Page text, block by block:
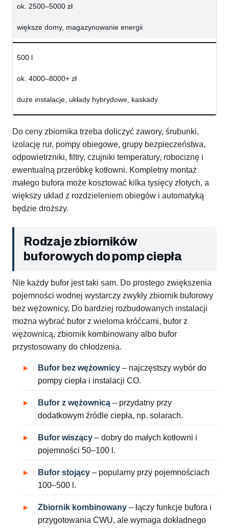
ok. 2500–5000 zł
większe domy, magazynowanie energii
500 l
ok. 4000–8000+ zł
duże instalacje, układy hybrydowe, kaskady
Do ceny zbiornika trzeba doliczyć zawory, śrubunki,
izolację rur, pompy obiegowe, grupy bezpieczeństwa,
odpowietrzniki, filtry, czujniki temperatury, robociznę i
ewentualną przeróbkę kotłowni. Kompletny montaż
małego bufora może kosztować kilka tysięcy złotych, a
większy układ z rozdzieleniem obiegów i automatyką
będzie droższy.
Rodzaje zbiorników
buforowych do pomp ciepła
Nie każdy bufor jest taki sam. Do prostego zwiększenia
pojemności wodnej wystarczy zwykły zbiornik buforowy
bez wężownicy. Do bardziej rozbudowanych instalacji
można wybrać bufor z wieloma króćcami, bufor z
wężownicą, zbiornik kombinowany albo bufor
przystosowany do chłodzenia.
Bufor bez wężownicy – najczęstszy wybór do
pompy ciepła i instalacji CO.
Bufor z wężownicą – przydatny przy
dodatkowym źródle ciepła, np. solarach.
Bufor wiszący – dobry do małych kotłowni i
pojemności 50–100 l.
Bufor stojący – popularny przy pojemnościach
100–500 l.
Zbiornik kombinowany – łączy funkcje bufora i
przygotowania CWU, ale wymaga dokładnego